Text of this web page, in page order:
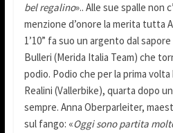
bel regalino».. Alle sue spalle non
menzione d’onore la merita tutta
1’10” fa suo un argento dal
Bulleri (Merida Italia Team) che
podio. Podio che per la prima
Realini (Vallerbike), quarta dopo
sempre. Anna Oberparleiter,
sul fango: «Oggi sono partita